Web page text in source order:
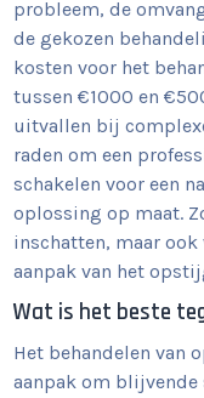
probleem, de
de gekozen
kosten voor het
tussen €1000 en
uitvallen bij
raden om een
schakelen voor een
oplossing op maat.
inschatten, maar ook
aanpak van het
Wat is het beste
Het behandelen van
aanpak om blijvende